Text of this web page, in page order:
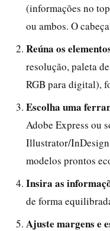
(informações no
ou ambos. O
Reúna os
resolução, paleta
RGB para digital),
Escolha uma
Adobe Express ou
Illustrator/
modelos prontos
Insira as
de forma
Ajuste margens e